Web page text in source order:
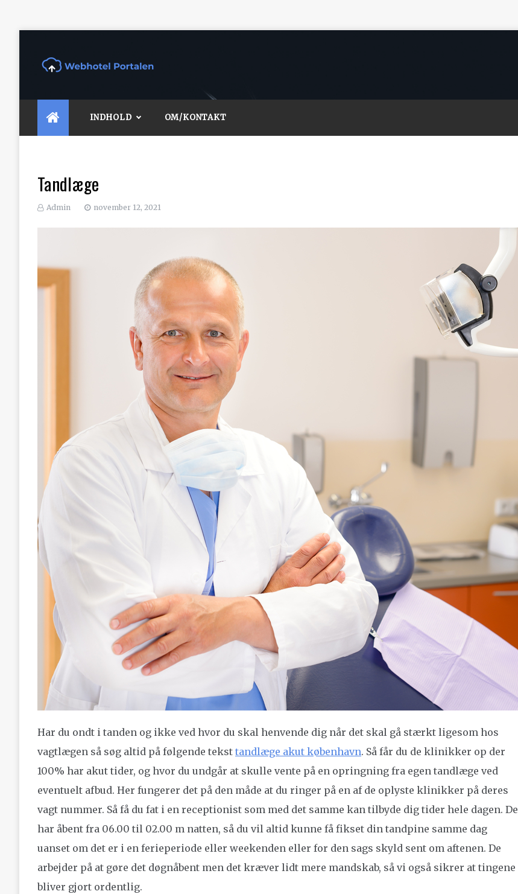
content
INDHOLD OM/KONTAKT
Tandlæge
Admin november 12, 2021
Har du ondt i tanden og ikke ved hvor du skal henvende dig når det skal gå stærkt ligesom hos
vagtlægen så søg altid på følgende tekst tandlæge akut københavn. Så får du de klinikker op der
100% har akut tider, og hvor du undgår at skulle vente på en opringning fra egen tandlæge ved
eventuelt afbud. Her fungerer det på den måde at du ringer på en af de oplyste klinikker på deres
vagt nummer. Så få du fat i en receptionist som med det samme kan tilbyde dig tider hele dagen. De
har åbent fra 06.00 til 02.00 m natten, så du vil altid kunne få fikset din tandpine samme dag
uanset om det er i en ferieperiode eller weekenden eller for den sags skyld sent om aftenen. De
arbejder på at gøre det døgnåbent men det kræver lidt mere mandskab, så vi også sikrer at tingene
bliver gjort ordentlig.